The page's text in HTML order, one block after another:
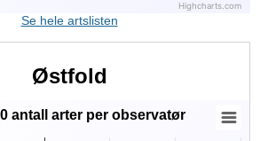
Highcharts.com
Se hele artslisten
Østfold
arter per observatør
antall arter per observatør